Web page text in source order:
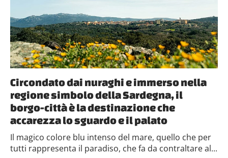
Circondato dai nuraghi e immerso nella
regione simbolo della Sardegna, il
borgo-città è la destinazione che
accarezza lo sguardo e il palato
Il magico colore blu intenso del mare, quello che per
tutti rappresenta il paradiso, che fa da contraltare al...